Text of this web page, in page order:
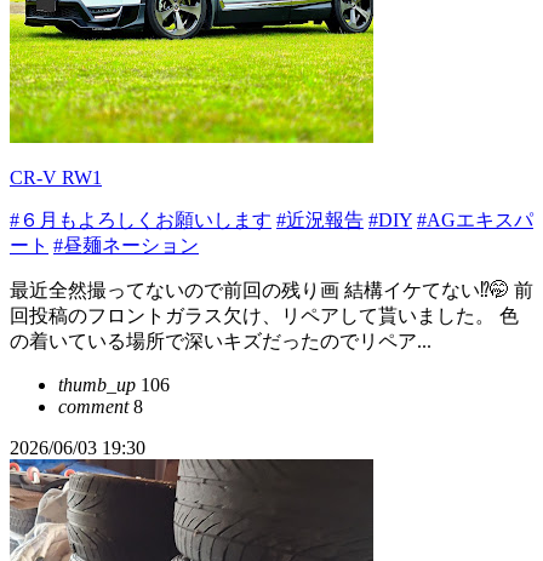
CR-V RW1
#６月もよろしくお願いします #近況報告 #DIY #AGエキスパ
ート #昼麺ネーション
最近全然撮ってないので前回の残り画 結構イケてない⁉🤭 前
回投稿のフロントガラス欠け、リペアして貰いました。 色
の着いている場所で深いキズだったのでリペア...
thumb_up 106
comment8
2026/06/03 19:30